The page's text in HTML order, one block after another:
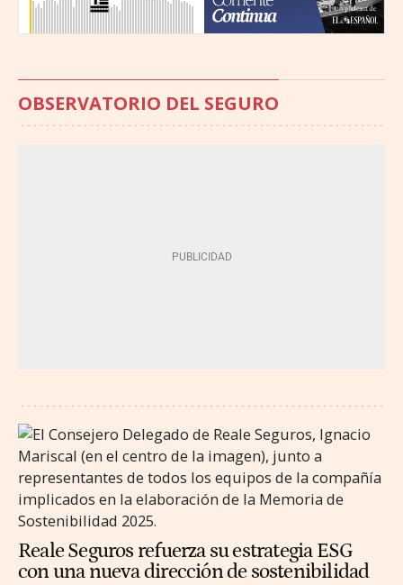
OBSERVATORIO DEL SEGURO
Reale Seguros refuerza su estrategia ESG
con una nueva dirección de sostenibilidad